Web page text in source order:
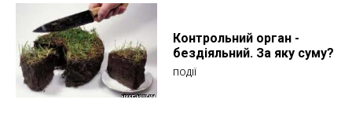
Контрольний орган -
бездіяльний. За яку суму?
ПОДІЇ